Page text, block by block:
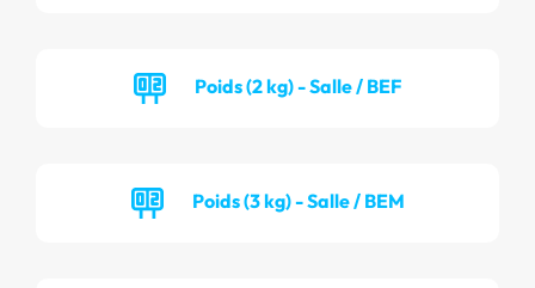
Poids (2 kg) - Salle / BEF
Poids (3 kg) - Salle / BEM